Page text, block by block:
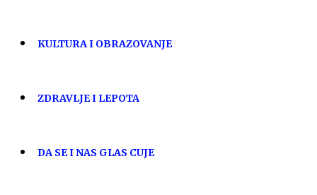
KULTURA I OBRAZOVANJE
ZDRAVLJE I LEPOTA
DA SE I NAS GLAS CUJE